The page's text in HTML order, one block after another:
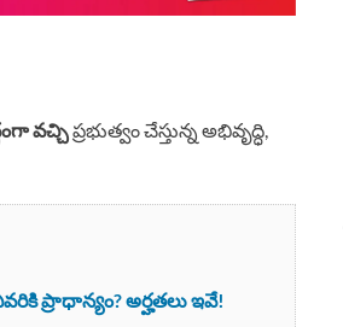
వచ్చిప్రభుత్వం చేస్తున్న అభివృద్ధి,
ప్రాధాన్యం? అర్హతలు ఇవే!